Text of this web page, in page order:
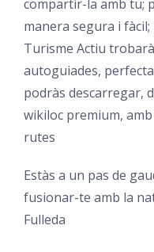
compartir-la amb tu;
manera segura i
Turisme Actiu
autoguiades,
podràs descarregar,
wikiloc premium,
rutes
Estàs a un pas de
fusionar-te amb la
Fulleda